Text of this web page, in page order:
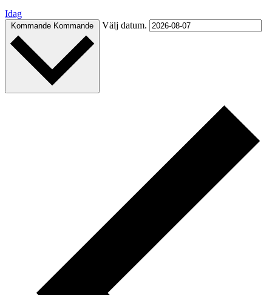
Idag
Kommande Kommande Välj datum.